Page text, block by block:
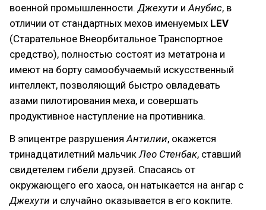
военной промышленности.Джехути иАнубис, в
отличии от стандартных мехов именуемых LEV
(Старательное Внеорбитальное Транспортное
средство), полностью состоят из метатрона и
имеют на борту самообучаемый искусственный
интеллект, позволяющий быстро овладевать
азами пилотирования меха, и совершать
продуктивное наступление на противника.
В эпицентре разрушенияАнтилии, окажется
тринадцатилетний мальчикЛео Стенбак, ставший
свидетелем гибели друзей. Спасаясь от
окружающего его хаоса, он натыкается на ангар с
Джехути и случайно оказывается в его кокпите.